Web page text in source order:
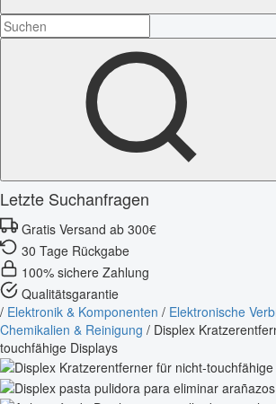
Letzte Suchanfragen
Gratis Versand ab 300€
30 Tage Rückgabe
100% sichere Zahlung
Qualitätsgarantie
/ Elektronik & Komponenten / Elektronische
Chemikalien & Reinigung / Displex
touchfähige Displays